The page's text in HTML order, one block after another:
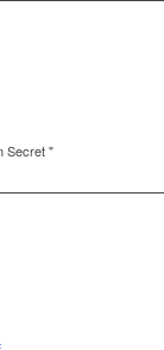
Secret "